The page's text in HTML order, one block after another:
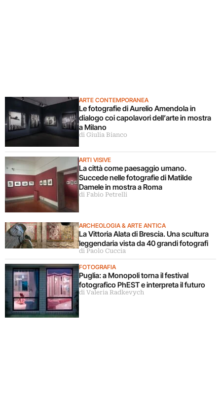
ARTE CONTEMPORANEA
Le fotografie di Aurelio Amendola in
dialogo coi capolavori dell’arte in mostra
a Milano
di Giulia Bianco
ARTI VISIVE
La città come paesaggio umano.
Succede nelle fotografie di Matilde
Damele in mostra a Roma
di Fabio Petrelli
ARCHEOLOGIA & ARTE ANTICA
La Vittoria Alata di Brescia. Una scultura
leggendaria vista da 40 grandi fotografi
di Paolo Cuccia
FOTOGRAFIA
Puglia: a Monopoli torna il festival
fotografico PhEST e interpreta il futuro
di Valeria Radkevych